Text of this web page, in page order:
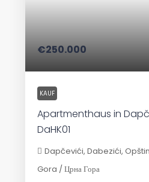
€250.000
KAUF
Apartmenthaus in
DaHK01
Dapčevići, Dabezići,
Gora / Црна Гора